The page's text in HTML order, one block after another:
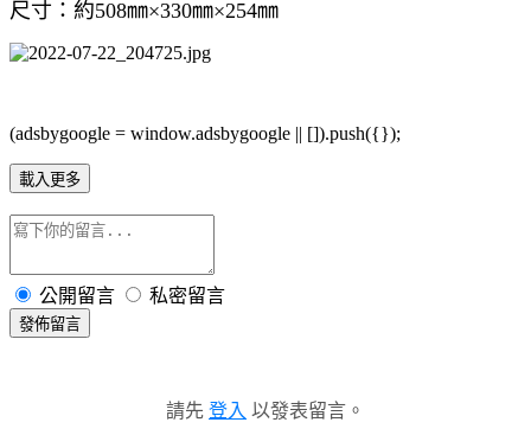
尺寸：約508㎜×330㎜×254㎜
(adsbygoogle = window.adsbygoogle || []).push({});
載入更多
公開留言 私密留言
發佈留言
請先 登入 以發表留言。